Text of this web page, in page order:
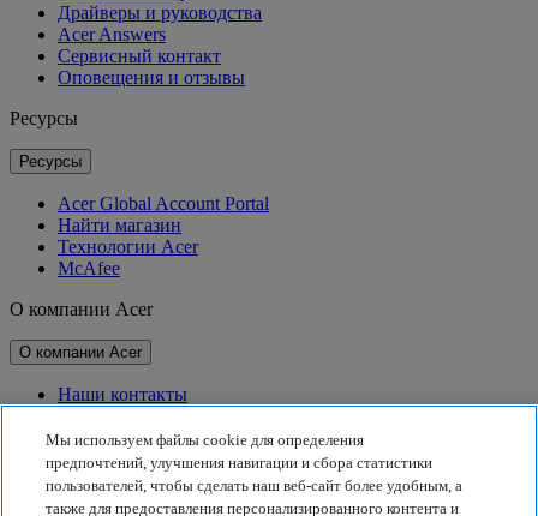
Драйверы и руководства
Acer Answers
Сервисный контакт
Оповещения и отзывы
Ресурсы
Ресурсы
Acer Global Account Portal
Найти магазин
Технологии Acer
McAfee
О компании Acer
О компании Acer
Наши контакты
Для прессы
Награды
Мероприятия
Мы используем файлы cookie для определения
предпочтений, улучшения навигации и сбора статистики
пользователей, чтобы сделать наш веб-сайт более удобным, а
также для предоставления персонализированного контента и